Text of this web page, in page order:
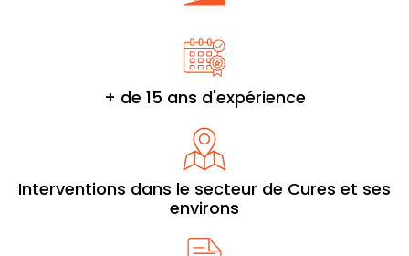
+ de 15 ans d'expérience
Interventions dans le secteur de Cures et ses
environs